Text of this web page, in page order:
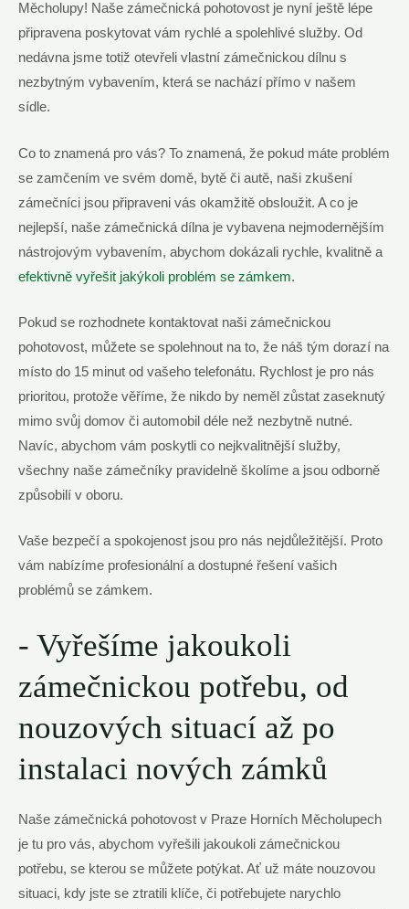
Měcholupy! Naše zámečnická pohotovost je nyní ještě lépe ​
připravena poskytovat vám rychlé a spolehlivé služby. Od
nedávna jsme totiž otevřeli vlastní zámečnickou dílnu ⁤s
nezbytným vybavením, která se nachází přímo v našem
sídle.
Co to znamená pro vás? To znamená, že pokud máte problém
se zamčením ve svém domě, bytě či autě, naši zkušení
zámečníci jsou připraveni vás okamžitě obsloužit. A co je
nejlepší, naše zámečnická ‌dílna je vybavena nejmodernějším
nástrojovým vybavením, abychom dokázali rychle, kvalitně a
efektivně ​vyřešit jakýkoli problém se zámkem.
Pokud se ‌rozhodnete kontaktovat naši zámečnickou
pohotovost, můžete ​se spolehnout ‍na to, ‍že náš tým dorazí na
místo do 15 minut od vašeho telefonátu. Rychlost je pro ‌nás
prioritou, protože věříme, že nikdo by ‌neměl zůstat zaseknutý
mimo svůj domov či automobil déle než nezbytně nutné.
Navíc, abychom vám poskytli co ​nejkvalitnější služby,
⁤všechny naše zámečníky pravidelně školíme a jsou odborně
⁢způsobilí v oboru.
Vaše bezpečí a spokojenost jsou pro nás nejdůležitější. Proto
vám nabízíme profesionální a dostupné řešení​ vašich
problémů se zámkem.
-‍ Vyřešíme jakoukoli
zámečnickou potřebu, od
nouzových⁣ situací až po
instalaci nových zámků
Naše zámečnická pohotovost v ⁤Praze Horních Měcholupech
je tu pro vás, abychom vyřešili jakoukoli zámečnickou
potřebu, se kterou se ​můžete potýkat. Ať už máte nouzovou
situaci, kdy jste se ztratili klíče, či potřebujete narychlo